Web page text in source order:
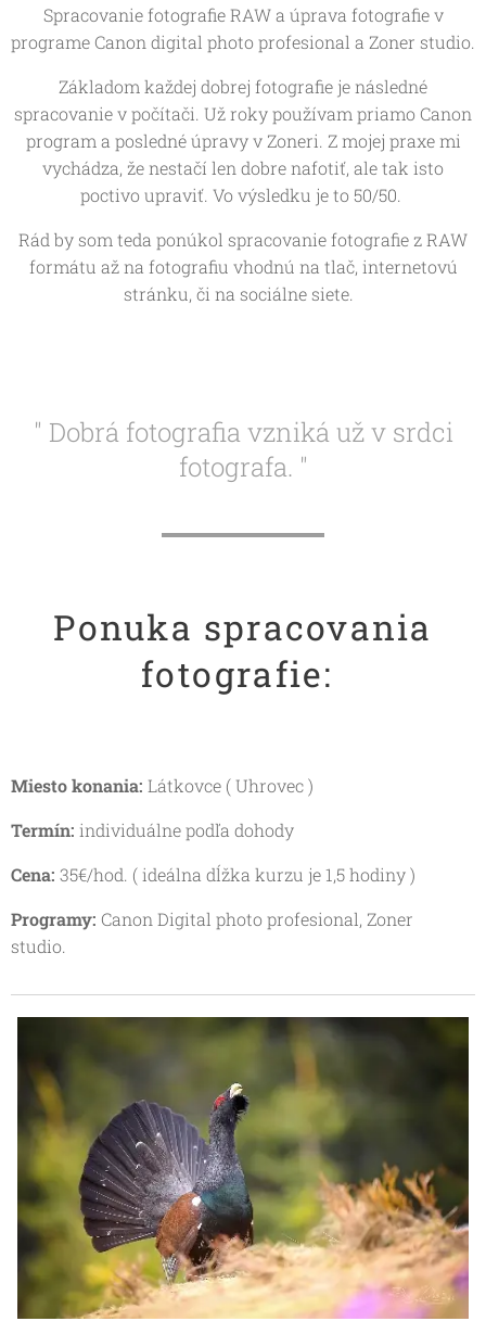
Spracovanie fotografie RAW a úprava fotografie v
programe Canon digital photo profesional a Zoner studio.
Základom každej dobrej fotografie je následné
spracovanie v počítači. Už roky používam priamo Canon
program a posledné úpravy v Zoneri. Z mojej praxe mi
vychádza, že nestačí len dobre nafotiť, ale tak isto
poctivo upraviť. Vo výsledku je to 50/50.
Rád by som teda ponúkol spracovanie fotografie z RAW
formátu až na fotografiu vhodnú na tlač, internetovú
stránku, či na sociálne siete.
" Dobrá fotografia vzniká už v srdci
fotografa. "
Ponuka spracovania
fotografie:
Miesto konania: Látkovce ( Uhrovec )
Termín: individuálne podľa dohody
Cena: 35€/hod. ( ideálna dĺžka kurzu je 1,5 hodiny )
Programy: Canon Digital photo profesional, Zoner
studio.